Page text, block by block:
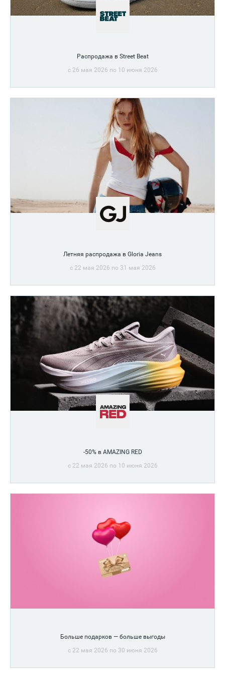
Распродажа в Street Beat
c 26 мая 2026 по 10 июня 2026
Летняя распродажа в Gloria Jeans
c 22 мая 2026 по 31 мая 2026
-50% в AMAZING RED
c 22 мая 2026 по 10 июня 2026
Больше подарков — больше выгоды
c 22 мая 2026 по 30 июня 2026